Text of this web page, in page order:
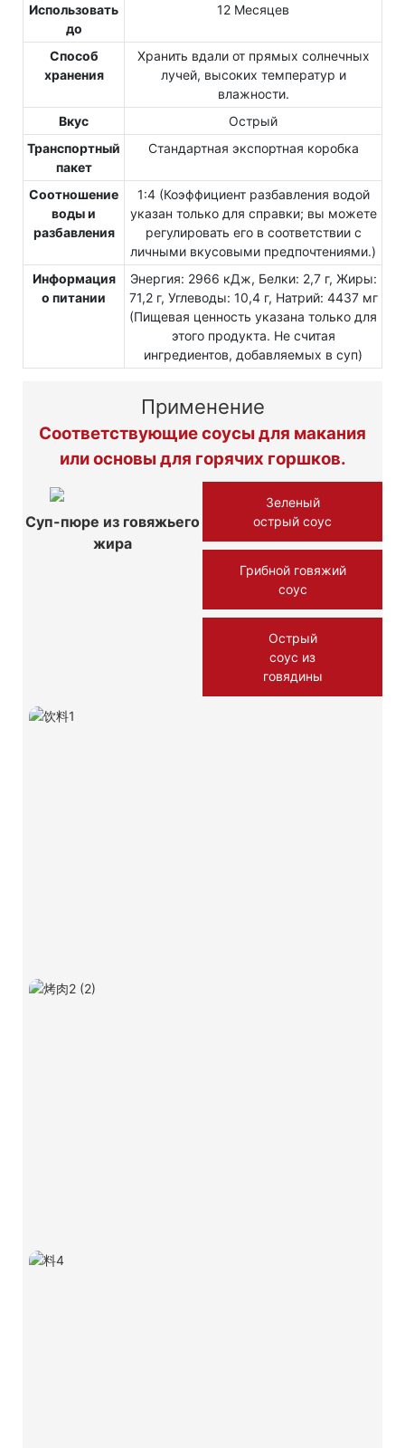
Использовать
до
12 Месяцев
Способ
хранения
Хранить вдали от прямых солнечных
лучей, высоких температур и
влажности.
Вкус
Острый
Транспортный
пакет
Стандартная экспортная коробка
Соотношение
воды и
разбавления
1:4 (Коэффициент разбавления водой
указан только для справки; вы можете
регулировать его в соответствии с
личными вкусовыми предпочтениями.)
Информация
о питании
Энергия: 2966 кДж, Белки: 2,7 г, Жиры:
71,2 г, Углеводы: 10,4 г, Натрий: 4437 мг
(Пищевая ценность указана только для
этого продукта. Не считая
ингредиентов, добавляемых в суп)
Применение
Соответствующие соусы для макания
или основы для горячих горшков.
Суп-пюре из говяжьего
жира
Зеленый
острый соус
Грибной говяжий
соус
Острый
соус из
говядины